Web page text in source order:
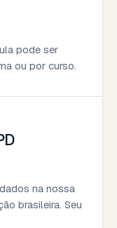
pode ser
ou por curso.
na nossa
brasileira. Seu